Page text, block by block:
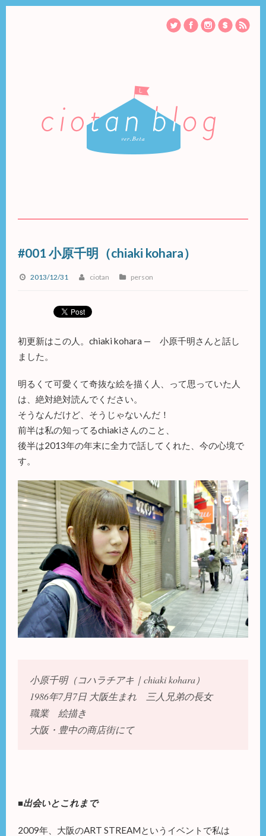
#001 小原千明（chiaki kohara）
2013/12/31 ciotan person
初更新はこの人。chiaki kohara — 小原千明さんと話し
ました。
明るくて可愛くて奇抜な絵を描く人、って思っていた人
は、絶対絶対読んでください。
そうなんだけど、そうじゃないんだ！
前半は私の知ってるchiakiさんのこと、
後半は2013年の年末に全力で話してくれた、今の心境で
す。
小原千明（コハラチアキ｜chiaki kohara）
1986年7月7日 大阪生まれ 三人兄弟の長女
職業 絵描き
大阪・豊中の商店街にて
■出会いとこれまで
2009年、大阪のART STREAMというイベントで私は